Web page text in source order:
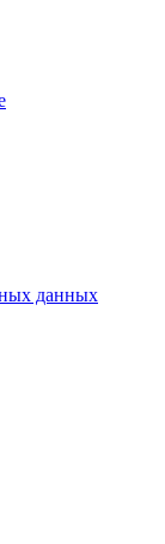
данных